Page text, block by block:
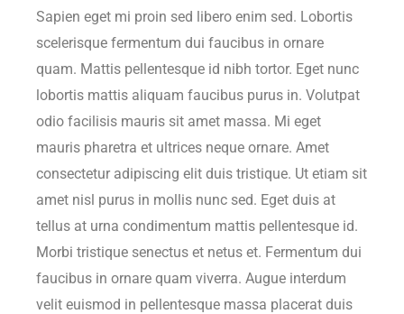
Sapien eget mi proin sed libero enim sed. Lobortis
scelerisque fermentum dui faucibus in ornare
quam. Mattis pellentesque id nibh tortor. Eget nunc
lobortis mattis aliquam faucibus purus in. Volutpat
odio facilisis mauris sit amet massa. Mi eget
mauris pharetra et ultrices neque ornare. Amet
consectetur adipiscing elit duis tristique. Ut etiam sit
amet nisl purus in mollis nunc sed. Eget duis at
tellus at urna condimentum mattis pellentesque id.
Morbi tristique senectus et netus et. Fermentum dui
faucibus in ornare quam viverra. Augue interdum
velit euismod in pellentesque massa placerat duis